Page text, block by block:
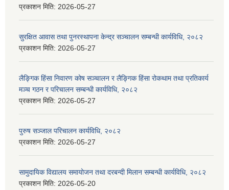
प्रकाशन मिति: 2026-05-27
सुरक्षित आवास तथा पुनरस्थापना केन्द्र सञ्चालन सम्बन्धी कार्यविधि, २०८२
प्रकाशन मिति: 2026-05-27
लैङ्गिक हिंसा निवारण कोष सञ्चालन र लैङ्गिक हिंसा रोकथाम तथा प्रतिकार्य
मञ्च गठन र परिचालन सम्बन्धी कार्यविधि, २०८२
प्रकाशन मिति: 2026-05-27
पुरुष सञ्जाल परिचालन कार्यविधि, २०८२
प्रकाशन मिति: 2026-05-27
सामुदायिक विद्यालय समायोजन तथा दरबन्दी मिलान सम्बन्धी कार्यविधि, २०८२
प्रकाशन मिति: 2026-05-20